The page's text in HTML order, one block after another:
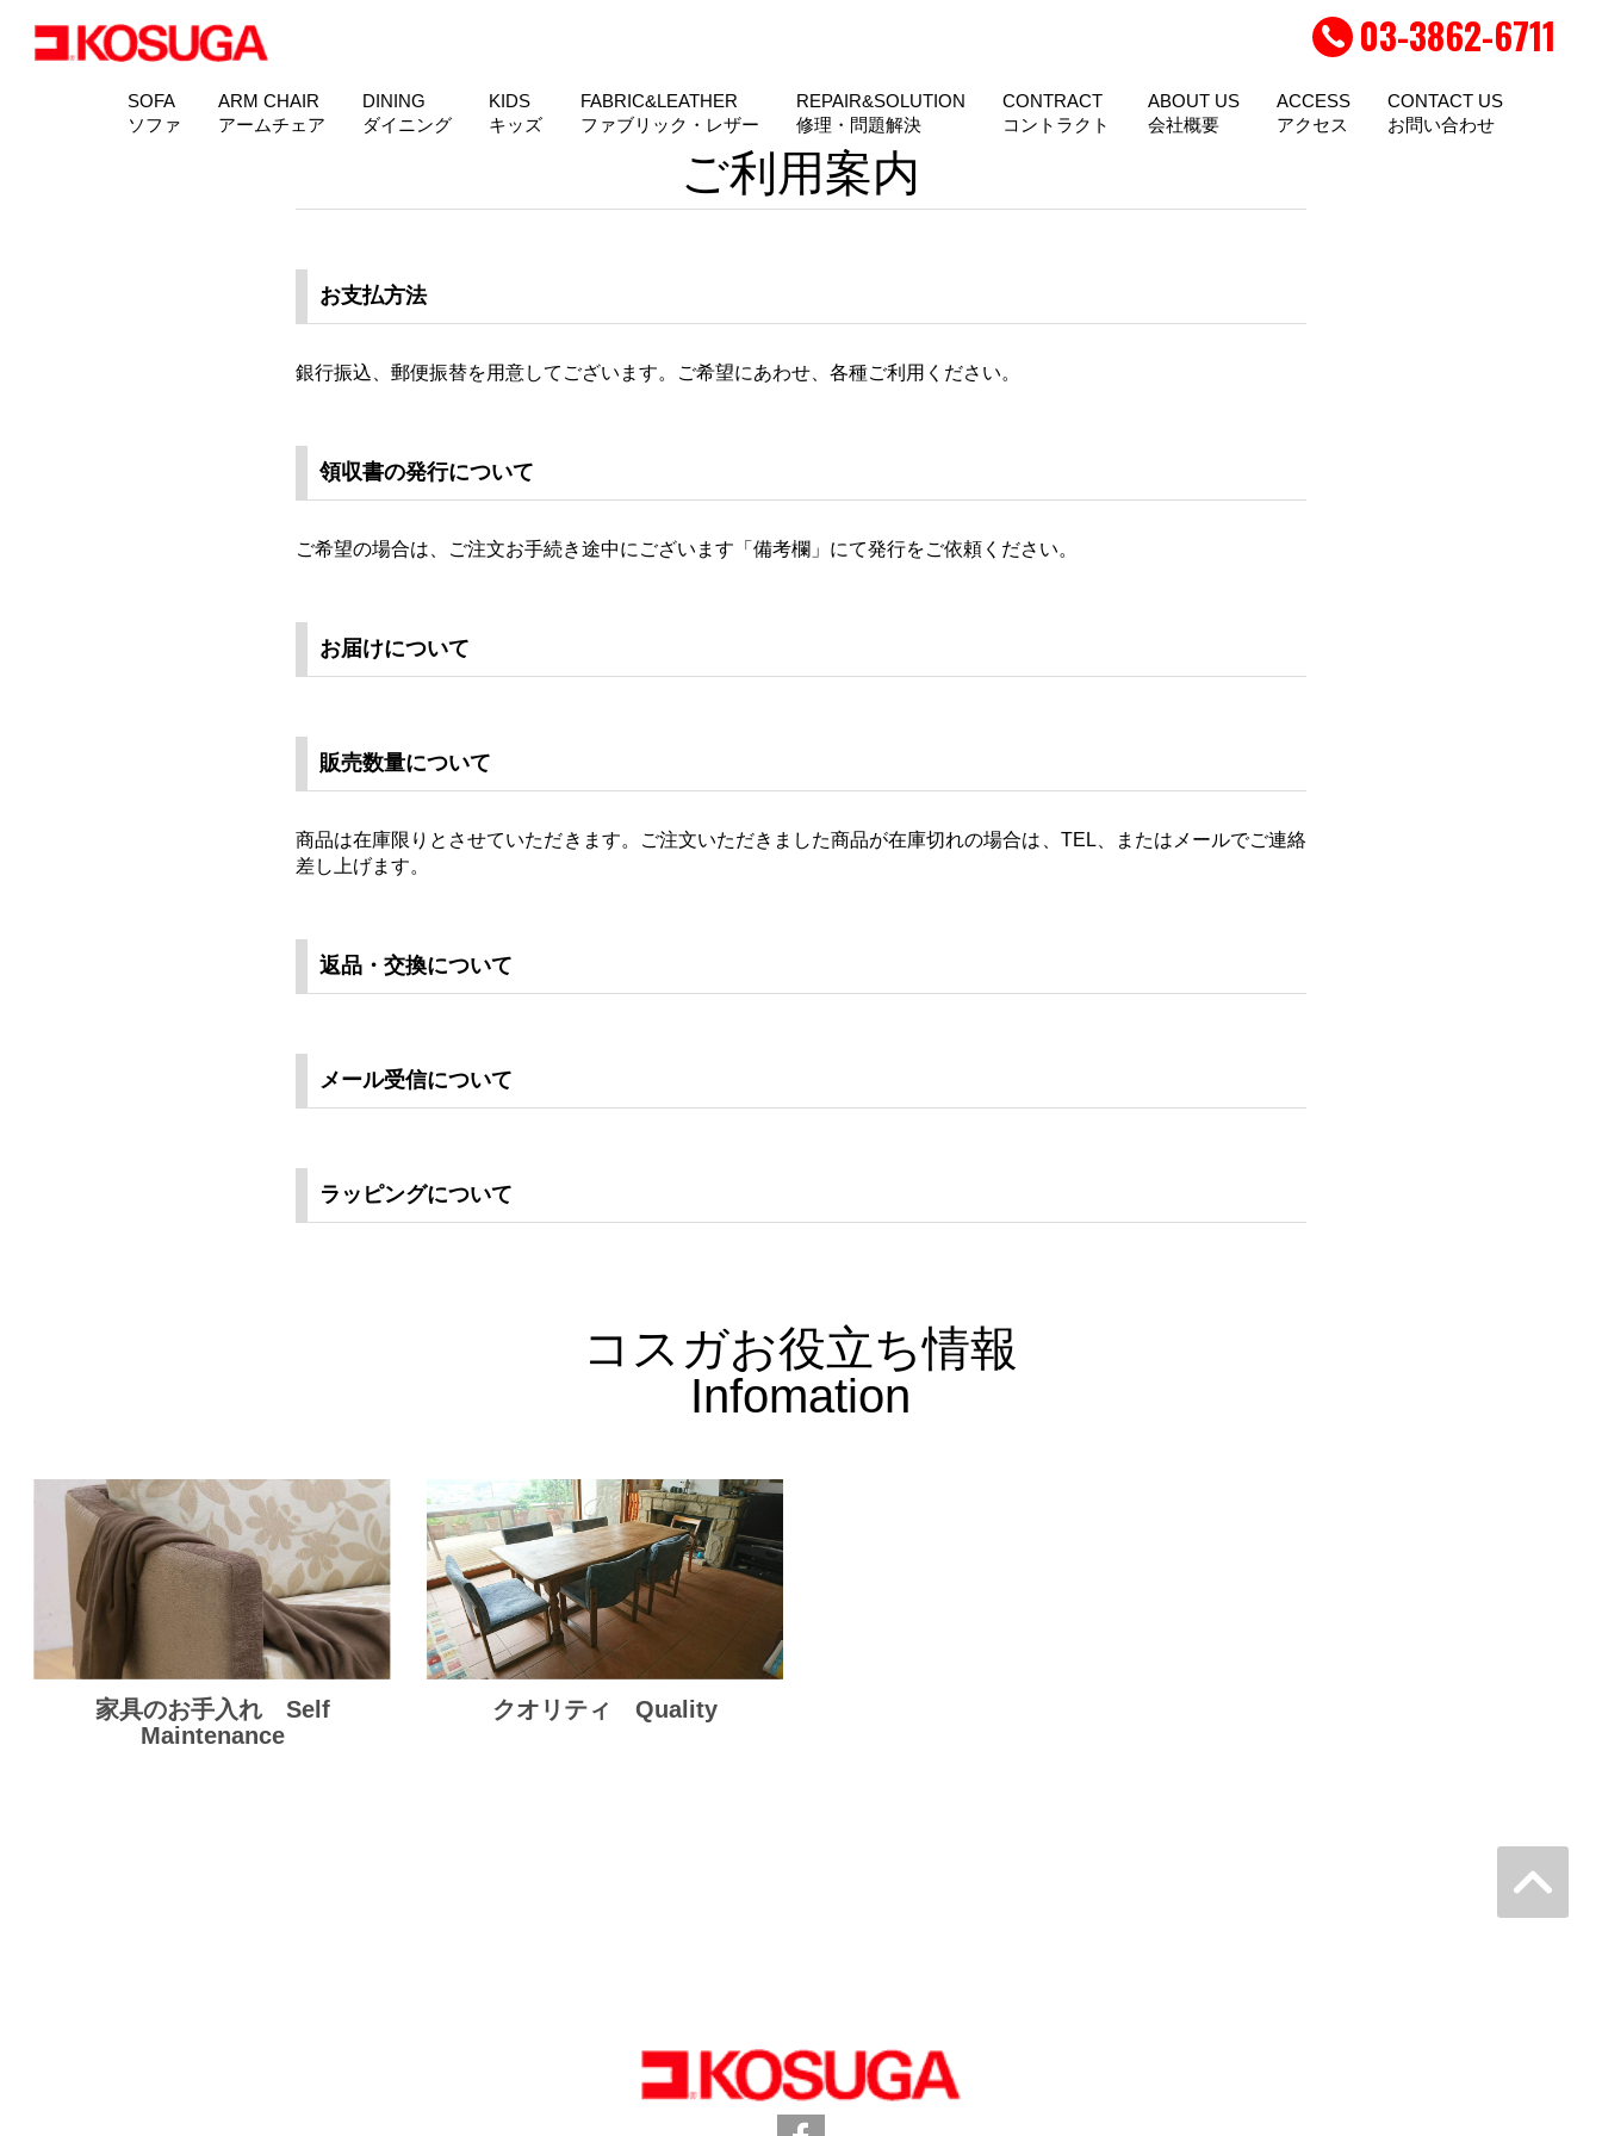
03-3862-6711
SOFA
ソファ
ARM CHAIR
アームチェア
DINING
ダイニング
KIDS
キッズ
FABRIC&LEATHER
ファブリック・レザー
REPAIR&SOLUTION
修理・問題解決
CONTRACT
コントラクト
ABOUT US
会社概要
ACCESS
アクセス
CONTACT US
お問い合わせ
ご利用案内
お支払方法
銀行振込、郵便振替を用意してございます。ご希望にあわせ、各種ご利用ください。
領収書の発行について
ご希望の場合は、ご注文お手続き途中にございます「備考欄」にて発行をご依頼ください。
お届けについて
販売数量について
商品は在庫限りとさせていただきます。ご注文いただきました商品が在庫切れの場合は、TEL、またはメールでご連絡
差し上げます。
返品・交換について
メール受信について
ラッピングについて
コスガお役立ち情報
Infomation
家具のお手入れ Self
Maintenance
クオリティ Quality